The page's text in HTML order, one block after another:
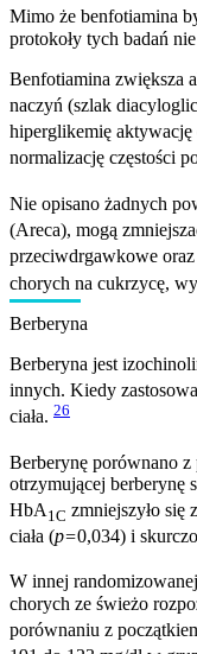
Mimo że benfotiamina
protokoły tych badań
Benfotiamina zwiększa
naczyń (szlak
hiperglikemię
normalizację częstości
Nie opisano żadnych
(Areca), mogą
przeciwdrgawkowe
chorych na cukrzycę,
Berberyna
Berberyna jest
innych. Kiedy
ciała. 26
Berberynę porównano z
otrzymującej berberynę
HbA 1C zmniejszyło
ciała (p=0,034) i
W innej
chorych ze świeżo
porównaniu z